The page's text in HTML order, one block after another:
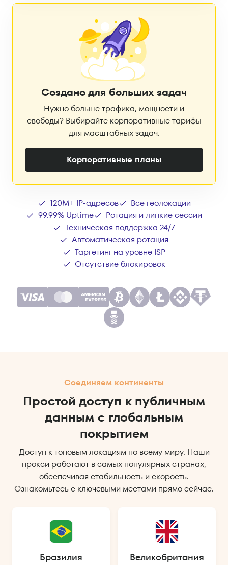
Создано для больших задач
Нужно больше трафика, мощности и
свободы? Выбирайте корпоративные тарифы
для масштабных задач.
Корпоративные планы
120M+ IP-адресов
Все геолокации
99.99% Uptime
Ротация и липкие сессии
Техническая поддержка 24/7
Автоматическая ротация
Таргетинг на уровне ISP
Отсутствие блокировок
Соединяем континенты
Простой доступ к публичным
данным с глобальным
покрытием
Доступ к топовым локациям по всему миру. Наши
прокси работают в самых популярных странах,
обеспечивая стабильность и скорость.
Ознакомьтесь с ключевыми местами прямо сейчас.
Бразилия Великобритания